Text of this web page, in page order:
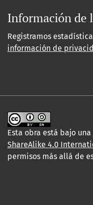
Información de
Registramos
información de
Esta obra está bajo una
ShareAlike 4.0
permisos más allá de